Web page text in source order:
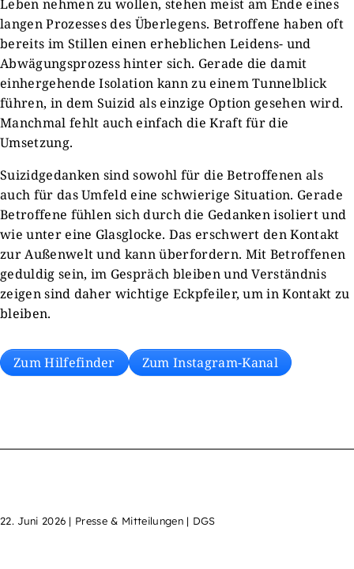
Leben nehmen zu wollen, stehen meist am Ende eines
langen Prozesses des Überlegens. Betroffene haben oft
bereits im Stillen einen erheblichen Leidens- und
Abwägungsprozess hinter sich. Gerade die damit
einhergehende Isolation kann zu einem Tunnelblick
führen, in dem Suizid als einzige Option gesehen wird.
Manchmal fehlt auch einfach die Kraft für die
Umsetzung.
Suizidgedanken sind sowohl für die Betroffenen als
auch für das Umfeld eine schwierige Situation. Gerade
Betroffene fühlen sich durch die Gedanken isoliert und
wie unter eine Glasglocke. Das erschwert den Kontakt
zur Außenwelt und kann überfordern. Mit Betroffenen
geduldig sein, im Gespräch bleiben und Verständnis
zeigen sind daher wichtige Eckpfeiler, um in Kontakt zu
bleiben.
Zum Hilfefinder Zum Instagram-Kanal
22. Juni 2026 | Presse & Mitteilungen | DGS